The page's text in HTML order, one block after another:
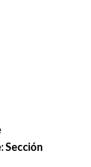
Sección